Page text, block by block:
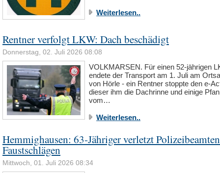
Weiterlesen..
Rentner verfolgt LKW: Dach beschädigt
Donnerstag, 02. Juli 2026 08:08
VOLKMARSEN. Für einen 52-jährigen
endete der Transport am 1. Juli am
von Hörle - ein Rentner stoppte den e-
dieser ihm die Dachrinne und einige
vom…
Weiterlesen..
Hemmighausen: 63-Jähriger verletzt
Faustschlägen
Mittwoch, 01. Juli 2026 08:34